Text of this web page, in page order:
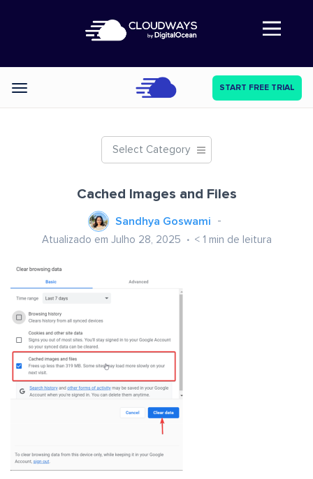
Abre a navegação
Categories START FREE TRIAL
Select Category
Cached Images and Files
Sandhya Goswami
Atualizado em Julho 28, 2025 < 1 min de leitura